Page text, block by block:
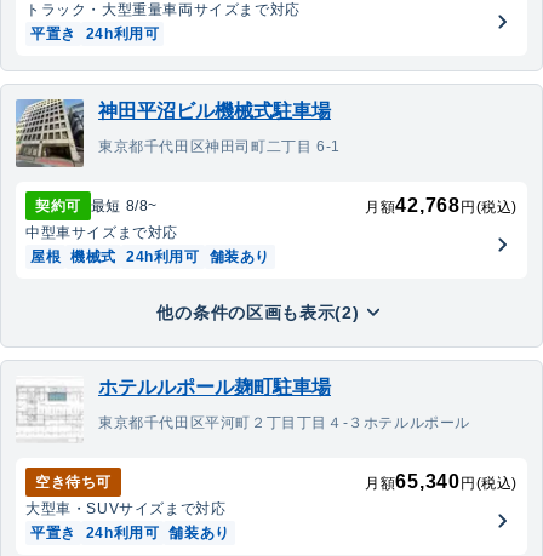
トラック・大型重量車両サイズまで対応
平置き
24h利用可
神田平沼ビル機械式駐車場
東京都千代田区神田司町二丁目 6-1
契約可 最短 8/8~ 月額42,768 円(税込)
中型車サイズまで対応
屋根 機械式 24h利用可 舗装あり
他の条件の区画も表示(2)
ホテルルポール麹町駐車場
東京都千代田区平河町２丁目丁目４‐３ホテルルポール
空き待ち可 月額65,340 円(税込)
大型車・SUVサイズまで対応
平置き
24h利用可 舗装あり